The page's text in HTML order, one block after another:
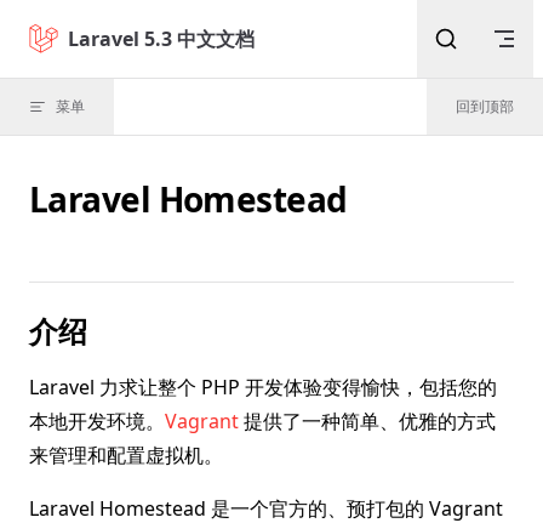
Skip to content
Laravel 5.3 中文文档
菜单 回到顶部
Laravel Homestead
介绍
Laravel 力求让整个 PHP 开发体验变得愉快，包括您的
本地开发环境。 Vagrant提供了一种简单、优雅的方式
来管理和配置虚拟机。
Laravel Homestead 是一个官方的、预打包的 Vagrant